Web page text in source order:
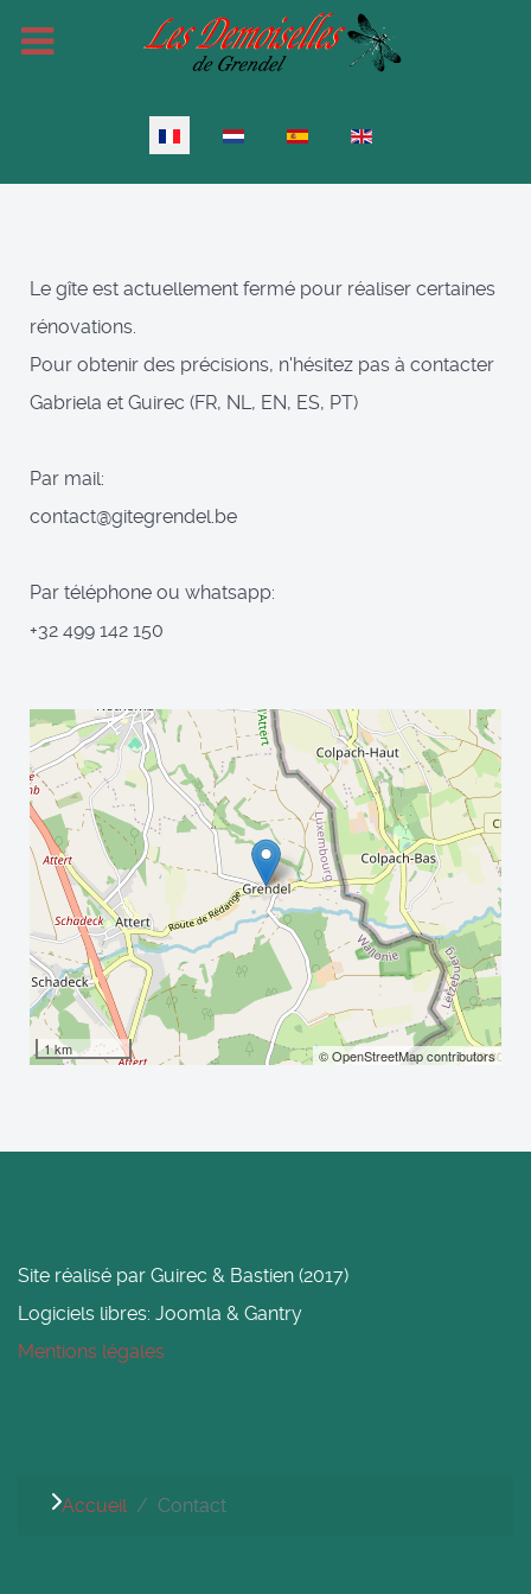
Sélectionnez votre langue
Le gîte est actuellement fermé pour réaliser certaines
rénovations.
Pour obtenir des précisions, n'hésitez pas à contacter
Gabriela et Guirec (FR, NL, EN, ES, PT)
Par mail:
contact@gitegrendel.be
Par téléphone ou whatsapp:
+32 499 142 150
1 km © OpenStreetMap contributors
Site réalisé par Guirec & Bastien (2017)
Logiciels libres: Joomla & Gantry
Mentions légales
Accueil Contact